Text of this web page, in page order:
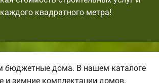
квадратного метра!
бюджетные дома. В нашем каталоге
и зимние комплектации домов.